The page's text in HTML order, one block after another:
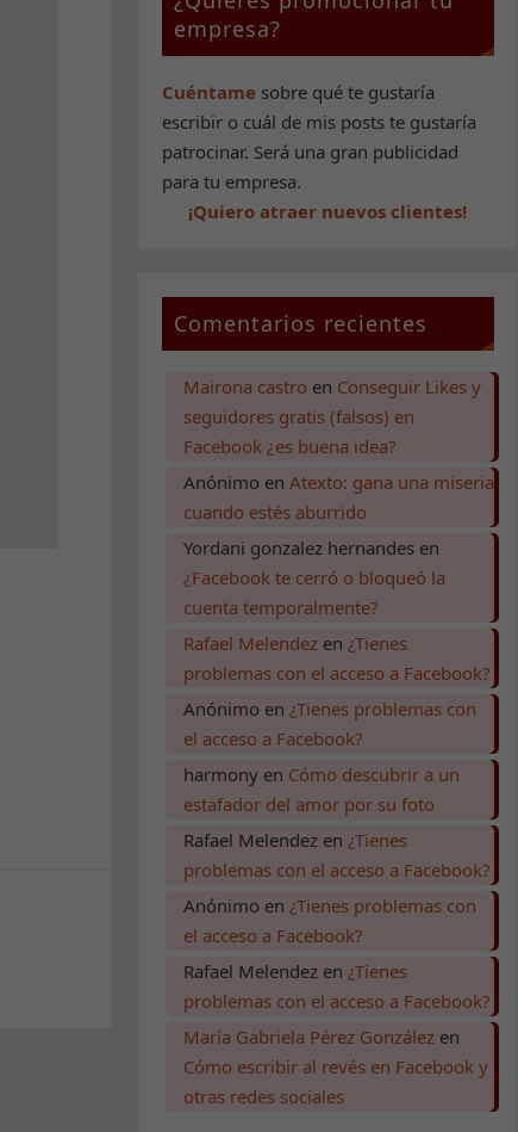
empresa?
Cuéntame sobre qué te gustaría
escribir o cuál de mis posts te gustaría
patrocinar. Será una gran publicidad
para tu empresa.
¡Quiero atraer nuevos clientes!
Comentarios recientes
Mairona castro en Conseguir Likes y
seguidores gratis (falsos) en
Facebook ¿es buena idea?
Anónimo en Atexto: gana una miseria
cuando estés aburrido
Yordani gonzalez hernandesen
¿Facebook te cerró o bloqueó la
cuenta temporalmente?
Rafael Melendezen ¿Tienes
problemas con el acceso a Facebook?
Anónimo en ¿Tienes problemas con
el acceso a Facebook?
harmonyen Cómo descubrir a un
estafador del amor por su foto
Rafael Melendezen ¿Tienes
problemas con el acceso a Facebook?
Anónimo en ¿Tienes problemas con
el acceso a Facebook?
Rafael Melendezen ¿Tienes
problemas con el acceso a Facebook?
María Gabriela Pérez Gonzálezen
Cómo escribir al revés en Facebook y
otras redes sociales